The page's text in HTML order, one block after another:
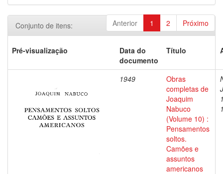
Anterior 1 2 Próximo
Conjunto de itens:
Pré-visualização
Data do
documento
Título
1949
Obras
completas de
Joaquim
Nabuco
(Volume 10) :
Pensamentos
soltos.
Camões e
assuntos
americanos